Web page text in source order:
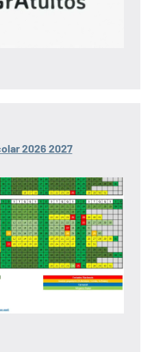
2026 2027